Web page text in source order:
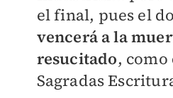
el final, pues el
vencerá a la
resucitado, como
Sagradas